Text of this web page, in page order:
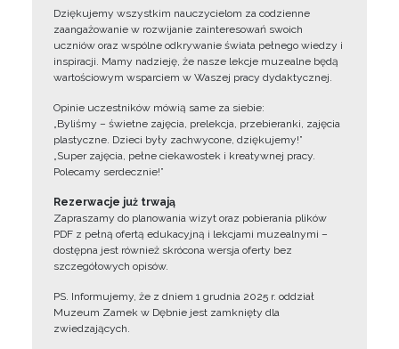
Dziękujemy wszystkim nauczycielom za codzienne
zaangażowanie w rozwijanie zainteresowań swoich
uczniów oraz wspólne odkrywanie świata pełnego wiedzy i
inspiracji. Mamy nadzieję, że nasze lekcje muzealne będą
wartościowym wsparciem w Waszej pracy dydaktycznej.
Opinie uczestników mówią same za siebie:
„Byliśmy – świetne zajęcia, prelekcja, przebieranki, zajęcia
plastyczne. Dzieci były zachwycone, dziękujemy!”
„Super zajęcia, pełne ciekawostek i kreatywnej pracy.
Polecamy serdecznie!”
Rezerwacje już trwają
Zapraszamy do planowania wizyt oraz pobierania plików
PDF z pełną ofertą edukacyjną i lekcjami muzealnymi –
dostępna jest również skrócona wersja oferty bez
szczegółowych opisów.
PS. Informujemy, że z dniem 1 grudnia 2025 r. oddział
Muzeum Zamek w Dębnie jest zamknięty dla
zwiedzających.